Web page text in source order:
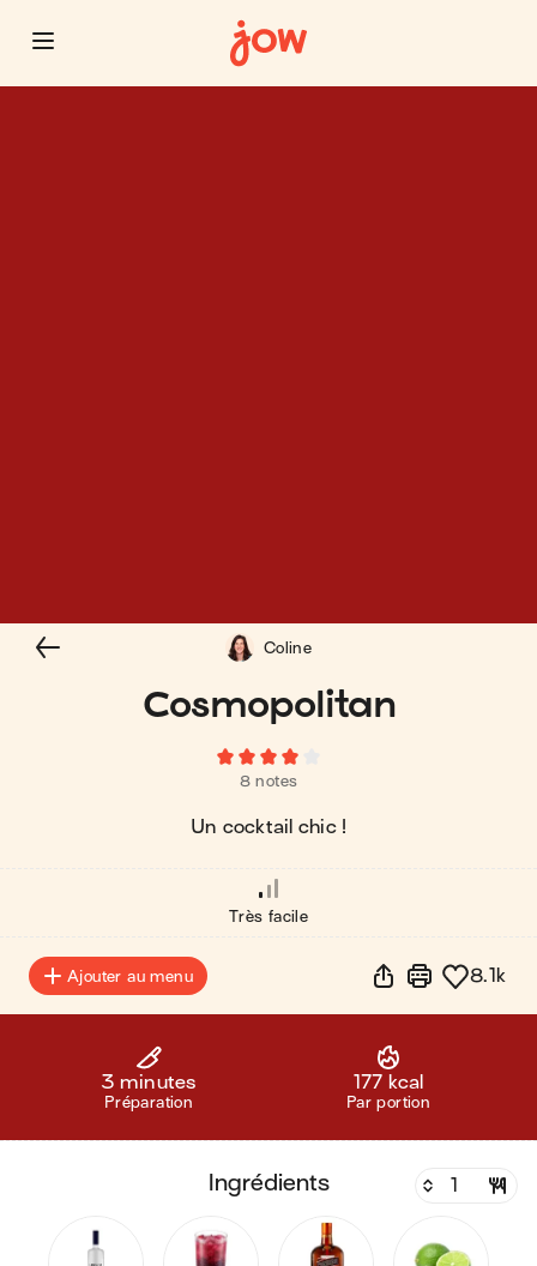
Cosmopolitan
8 notes
Un cocktail chic !
Coline
Très facile
Ajouter au menu 8.1k
3 minutes
Préparation
177 kcal
Par portion
ingrédients